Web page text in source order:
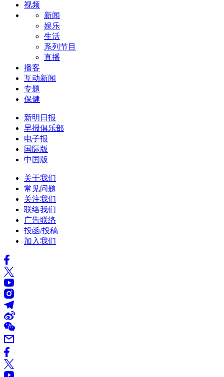
视频
新闻
娱乐
生活
系列节目
直播
播客
互动新闻
专题
保健
新明日报
早报俱乐部
电子报
国际版
中国版
关于我们
常见问题
关注我们
联络我们
广告联络
投函/投稿
加入我们